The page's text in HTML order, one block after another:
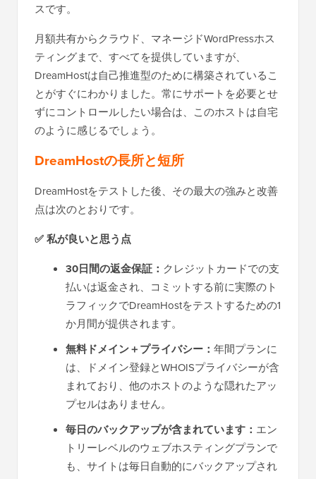
スです。
月額共有からクラウド、マネージドWordPressホス
ティングまで、すべてを提供していますが、
DreamHostは自己推進型のために構築されているこ
とがすぐにわかりました。常にサポートを必要とせ
ずにコントロールしたい場合は、このホストは自宅
のように感じるでしょう。
DreamHostの長所と短所
DreamHostをテストした後、その最大の強みと改善
点は次のとおりです。
✅ 私が良いと思う点
30日間の返金保証： クレジットカードでの支
払いは返金され、コミットする前に実際のト
ラフィックでDreamHostをテストするための1
か月間が提供されます。
無料ドメイン＋プライバシー： 年間プランに
は、ドメイン登録とWHOISプライバシーが含
まれており、他のホストのような隠れたアッ
プセルはありません。
毎日のバックアップが含まれています： エン
トリーレベルのウェブホスティングプランで
も、サイトは毎日自動的にバックアップされ